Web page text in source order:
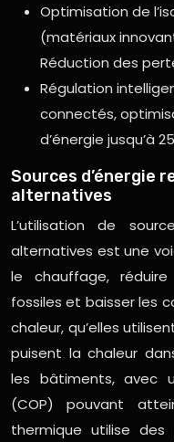
Optimisation de
(matériaux
Réduction des
Régulation
connectés,
d’énergie jusqu’à
Sources d’énergie
alternatives
L’utilisation de
alternatives est une
le chauffage,
fossiles et baisser les
chaleur, qu’elles
puisent la chaleur
les bâtiments, avec
(COP) pouvant
thermique utilise des